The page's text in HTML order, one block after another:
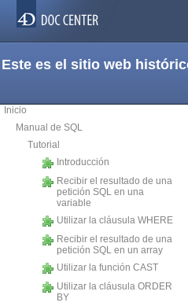
Este es el sitio web
Inicio
Manual de SQL
Tutorial
Introducción
Recibir el resultado de una
petición SQL en una
variable
Utilizar la cláusula WHERE
Recibir el resultado de una
petición SQL en un array
Utilizar la función CAST
Utilizar la cláusula ORDER
BY